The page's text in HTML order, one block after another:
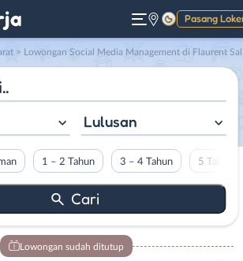
Pasang
Gelap
> Lowongan Social Media Management di Flaurent Salon
Lulusan
1 – 2 Tahun 3 – 4 Tahun 5 Tahun
Lowongan sudah ditutup